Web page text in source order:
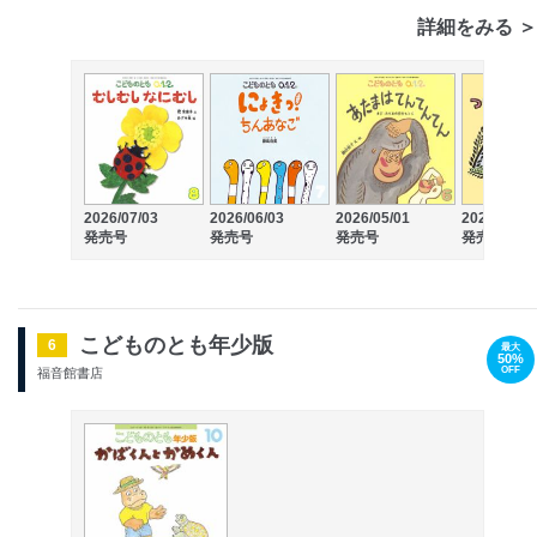
詳細をみる ＞
2026/07/03
発売号
2026/06/03
発売号
2026/05/01
発売号
2026/04/03
発売号
6 こどものとも年少版
福音館書店
最大
50%
OFF